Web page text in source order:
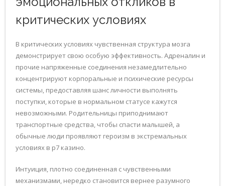
критических условиях
В критических условиях чувственная структура мозга
демонстрирует свою особую эффективность. Адреналин и
прочие напряженные соединения незамедлительно
концентрируют корпоральные и психические ресурсы
системы, предоставляя шанс личности выполнять
поступки, которые в нормальном статусе кажутся
невозможными. Родительницы приподнимают
транспортные средства, чтобы спасти малышей, а
обычные люди проявляют героизм в экстремальных
условиях в р7 казино.
Интуиция, плотно соединенная с чувственными
механизмами, нередко становится вернее разумного